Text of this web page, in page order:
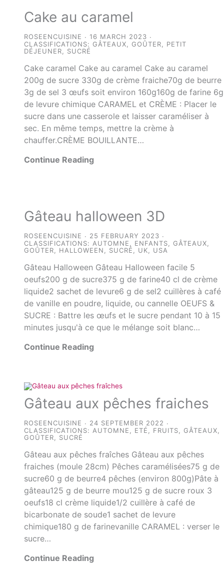
Cake au caramel
ROSEENCUISINE
16 MARCH 2023
CLASSIFICATIONS:GÂTEAUX,GOÛTER, PETIT
DÉJEUNER, SUCRÉ
Cake caramel Cake au caramel Cake au caramel
200g de sucre 330g de crème fraiche70g de beurre
3g de sel 3 œufs soit environ 160g160g de farine 6g
de levure chimique CARAMEL et CRÈME : Placer le
sucre dans une casserole et laisser caraméliser à
sec. En même temps, mettre la crème à
chauffer.CRÈME BOUILLANTE…
Continue Reading
Gâteau halloween 3D
ROSEENCUISINE
25 FEBRUARY 2023
CLASSIFICATIONS: AUTOMNE ENFANTS ,GÂTEAUX
GOÛTER
HALLOWEEN SUCRÉ UK USA
Gâteau Halloween Gâteau Halloween facile 5
oeufs200 g de sucre375 g de farine40 cl de crème
liquide2 sachet de levure6 g de sel2 cuillères à café
de vanille en poudre, liquide, ou cannelle OEUFS &
SUCRE : Battre les œufs et le sucre pendant 10 à 15
minutes jusqu'à ce que le mélange soit blanc…
Continue Reading
Gâteau aux pêches fraiches
ROSEENCUISINE
24 SEPTEMBER 2022
CLASSIFICATIONS: AUTOMNE ETÉ FRUITS ,GÂTEAUX
GOÛTER
SUCRÉ
Gâteau aux pêches fraîches Gâteau aux pêches
fraiches (moule 28cm) Pêches caramélisées75 g de
sucre60 g de beurre4 pêches (environ 800g)Pâte à
gâteau125 g de beurre mou125 g de sucre roux 3
oeufs18 cl crème liquide1/2 cuillère à café de
bicarbonate de soude1 sachet de levure
chimique180 g de farinevanille CARAMEL : verser le
sucre…
Continue Reading